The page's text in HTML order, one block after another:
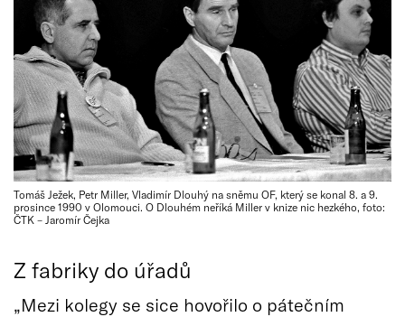
Tomáš Ježek, Petr Miller, Vladimír Dlouhý na sněmu OF, který se konal 8. a 9.
prosince 1990 v Olomouci. O Dlouhém neříká Miller v knize nic hezkého, foto:
ČTK – Jaromír Čejka
Z fabriky do úřadů
„Mezi kolegy se sice hovořilo o pátečním